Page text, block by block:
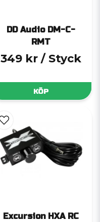
DD Audio DM-C-
RMT
349 kr / Styck
KÖP
Excursion HXA RC